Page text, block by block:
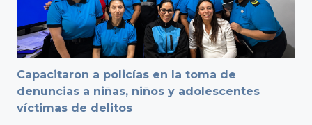
Capacitaron a policías en la toma de
denuncias a niñas, niños y adolescentes
víctimas de delitos